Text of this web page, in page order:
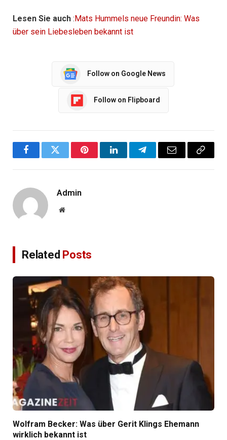
Lesen Sie auch :Mats Hummels neue Freundin: Was
über sein Liebesleben bekannt ist
Follow on Google News
Follow on Flipboard
FacebookTwitter PinterestLinkedInTelegramEmail
Copy
Admin
Website
Related Posts
Wolfram Becker: Was über Gerit Klings Ehemann
wirklich bekannt ist